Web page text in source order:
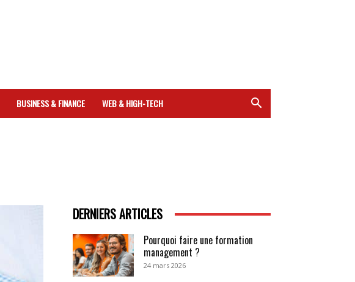
BUSINESS & FINANCE WEB & HIGH-TECH
DERNIERS ARTICLES
Pourquoi faire une formation
management ?
24 mars 2026